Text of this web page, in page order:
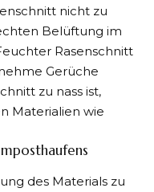
nicht zu
Belüftung im
Rasenschnitt
Gerüche
zu nass ist,
Materialien wie
des Materials zu